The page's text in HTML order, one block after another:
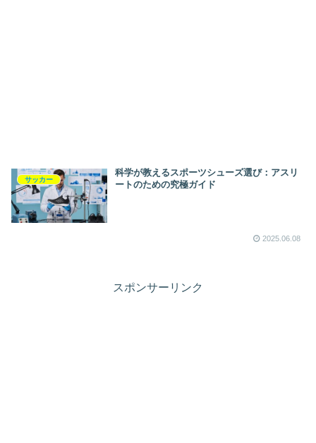
サッカー
科学が教えるスポーツシューズ選び：アスリ
ートのための究極ガイド
2025.06.08
スポンサーリンク